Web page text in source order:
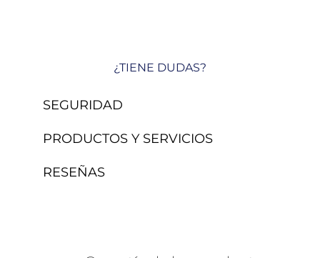
¿TIENE DUDAS?
SEGURIDAD
PRODUCTOS Y SERVICIOS
RESEÑAS